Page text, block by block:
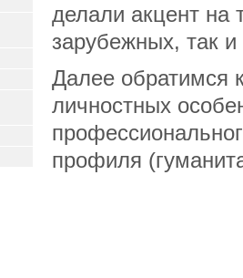
делали акцент на
зарубежных, так и
Далее обратимся
личностных
профиля